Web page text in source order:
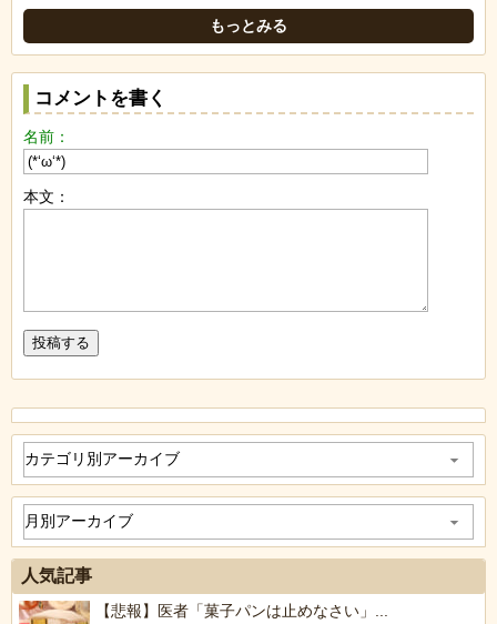
もっとみる
コメントを書く
名前：
本文：
人気記事
【悲報】医者「菓子パンは止めなさい」...